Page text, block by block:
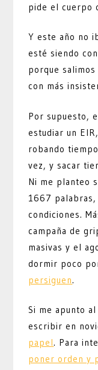
pide el cuerpo
Y este año no
esté siendo
porque
con más
Por supuesto,
estudiar un
robando
vez, y sacar
Ni me planteo
1667 palabras,
condiciones.
campaña de
masivas y el
dormir poco
persiguen.
Si me apunto
escribir en
papel. Para
poner orden y